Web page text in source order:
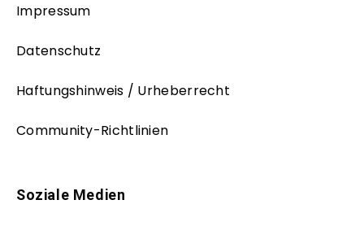
Impressum
Datenschutz
Haftungshinweis / Urheberrecht
Community-Richtlinien
Soziale Medien